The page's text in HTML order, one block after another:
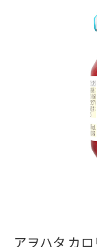
アヲハタ カ